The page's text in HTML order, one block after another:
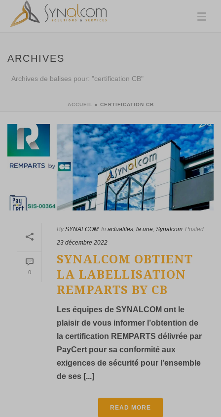
ARCHIVES
Archives de balises pour: "certification CB"
ACCUEIL » CERTIFICATION CB
0
By SYNALCOM In actualites, la une, Synalcom Posted
23 décembre 2022
SYNALCOM OBTIENT
LA LABELLISATION
REMPARTS BY CB
Les équipes de SYNALCOM ont le
plaisir de vous informer l’obtention de
la certification REMPARTS délivrée par
PayCert pour sa conformité aux
exigences de sécurité pour l’ensemble
de ses [...]
READ MORE